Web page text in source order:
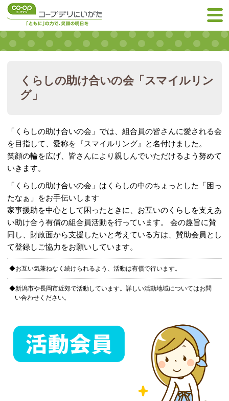
くらしの助け合いの会「スマイルリン
グ」
「くらしの助け合いの会」では、組合員の皆さんに愛される会
を目指して、愛称を『スマイルリング』と名付けました。
笑顔の輪を広げ、皆さんにより親しんでいただけるよう努めて
いきます。
「くらしの助け合いの会」はくらしの中のちょっとした「困っ
たなぁ」をお手伝いします
家事援助を中心として困ったときに、お互いのくらしを支えあ
い助け合う有償の組合員活動を行っています。 会の趣旨に賛
同し、財政面から支援したいと考えている方は、賛助会員とし
て登録しご協力をお願いしています。
◆お互い気兼ねなく続けられるよう、活動は有償で行います。
◆新潟市や長岡市近郊で活動しています。詳しい活動地域についてはお問
い合わせください。